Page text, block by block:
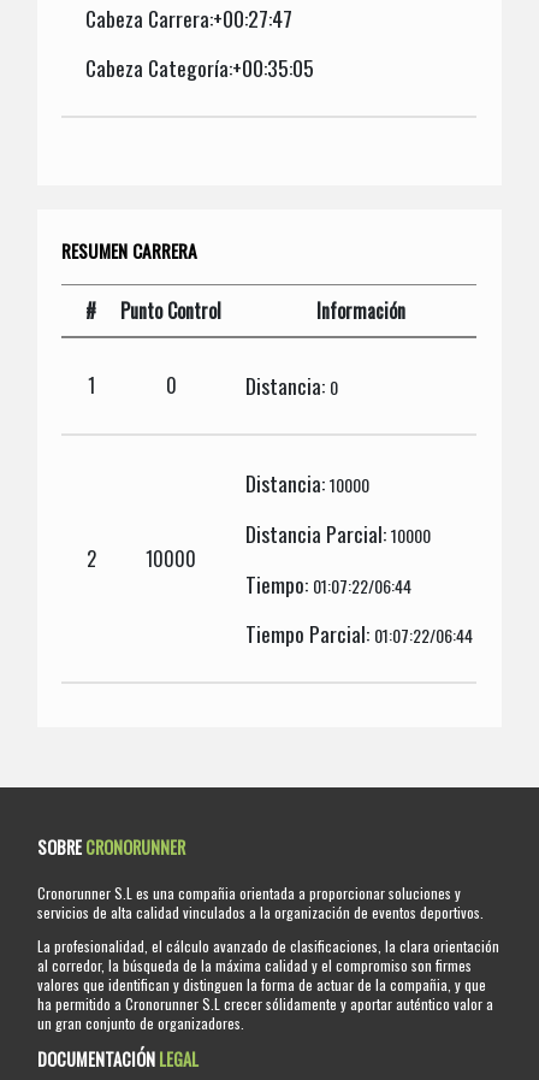
Cabeza Carrera:+00:27:47
Cabeza Categoría:+00:35:05
RESUMEN CARRERA
# Punto Control Información
1 0 Distancia: 0
2 10000
Distancia:10000
Distancia Parcial:10000
Tiempo: 01:07:22/06:44
Tiempo Parcial: 01:07:22/06:44
SOBRECRONORUNNER
Cronorunner S.L es una compañia orientada a proporcionar soluciones y
servicios de alta calidad vinculados a la organización de eventos deportivos.
La profesionalidad, el cálculo avanzado de clasificaciones, la clara orientación
al corredor, la búsqueda de la máxima calidad y el compromiso son firmes
valores que identifican y distinguen la forma de actuar de la compañia, y que
ha permitido a Cronorunner S.L crecer sólidamente y aportar auténtico valor a
un gran conjunto de organizadores.
DOCUMENTACIÓNLEGAL